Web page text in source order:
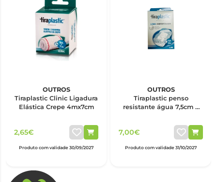
OUTROS
Tiraplastic Clinic Ligadura
Elástica Crepe 4mx7cm
2,65€
Produto com validade 30/09/2027
OUTROS
Tiraplastic penso
resistante água 7,5cm x
7,00€
Produto com validade 31/10/2027